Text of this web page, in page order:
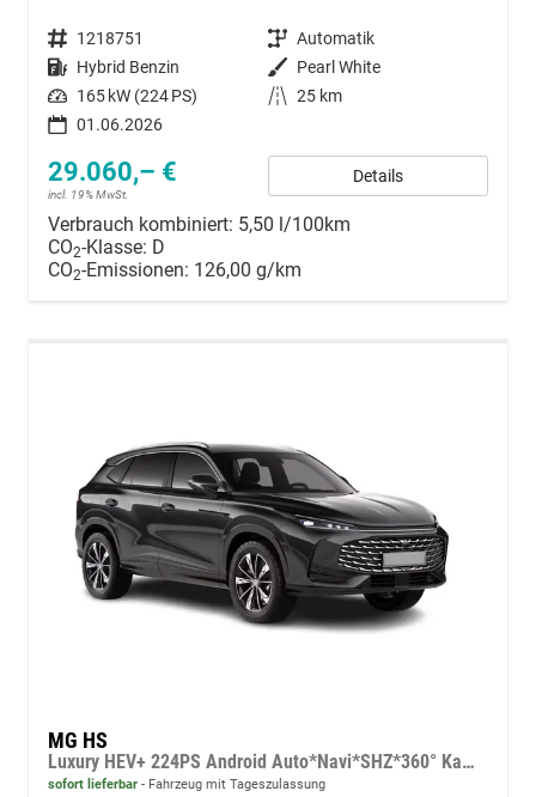
Fahrzeugnummer 1218751 Getriebe Automatik
Kraftstoff Hybrid Benzin Außenfarbe Pearl White
Leistung 165 kW (224 PS) Kilometerstand 25 km
01.06.2026
29.060,– €
incl. 19% MwSt.
Details
Verbrauch kombiniert: 5,50 l/100km
CO2-Klasse: D
CO2-Emissionen: 126,00 g/km
MG HS
Luxury HEV+ 224PS Android Auto*Navi*SHZ*360° Kamera*Keyless*Leder*E-Heck/PDC v/h*
sofort lieferbar Fahrzeug mit Tageszulassung